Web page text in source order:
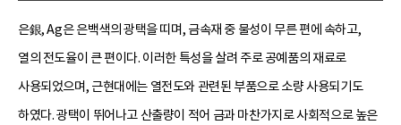
은銀, Ag은 은백색의 광택을 띠며, 금속재 중 물성이 무른 편에 속하고,
열의 전도율이 큰 편이다. 이러한 특성을 살려 주로 공예품의 재료로
사용되었으며, 근현대에는 열전도와 관련된 부품으로 소량 사용되기도
하였다. 광택이 뛰어나고 산출량이 적어 금과 마찬가지로 사회적으로 높은